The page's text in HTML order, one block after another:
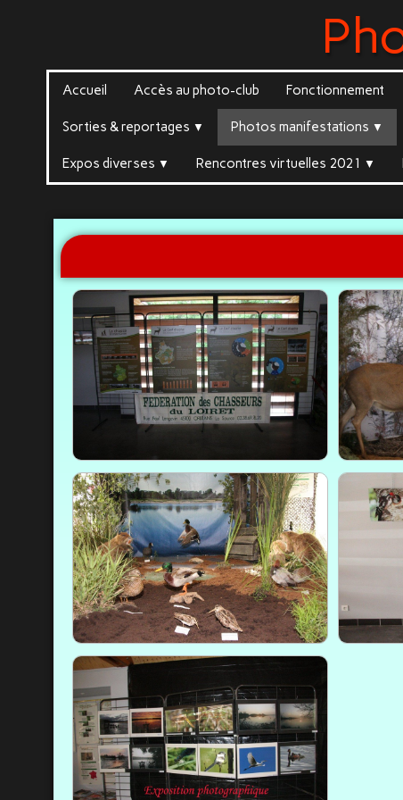
Accueil Accès au photo-club Fonctionnement
Sorties & reportages ▼ Photos manifestations ▼
Expos diverses ▼ Rencontres virtuelles 2021 ▼